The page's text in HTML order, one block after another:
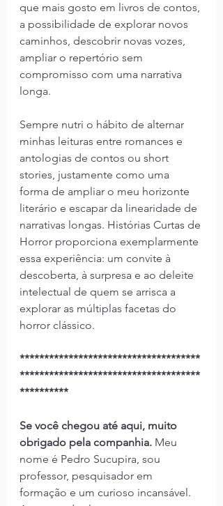
que mais gosto em livros de contos,
a possibilidade de explorar novos
caminhos, descobrir novas vozes,
ampliar o repertório sem
compromisso com uma narrativa
longa.
Sempre nutri o hábito de alternar
minhas leituras entre romances e
antologias de contos ou short
stories, justamente como uma
forma de ampliar o meu horizonte
literário e escapar da linearidade de
narrativas longas. Histórias Curtas de
Horror proporciona exemplarmente
essa experiência: um convite à
descoberta, à surpresa e ao deleite
intelectual de quem se arrisca a
explorar as múltiplas facetas do
horror clássico.
*************************************
*************************************
**********
Se você chegou até aqui, muito
obrigado pela companhia. Meu
nome é Pedro Sucupira, sou
professor, pesquisador em
formação e um curioso incansável.